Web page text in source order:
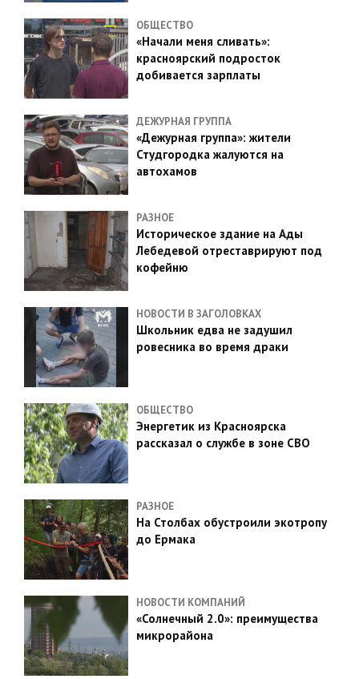
ОБЩЕСТВО
«Начали меня сливать»:
красноярский подросток
добивается зарплаты
ДЕЖУРНАЯ ГРУППА
«Дежурная группа»: жители
Студгородка жалуются на
автохамов
РАЗНОЕ
Историческое здание на Ады
Лебедевой отреставрируют под
кофейню
НОВОСТИ В ЗАГОЛОВКАХ
Школьник едва не задушил
ровесника во время драки
ОБЩЕСТВО
Энергетик из Красноярска
рассказал о службе в зоне СВО
РАЗНОЕ
На Столбах обустроили экотропу
до Ермака
НОВОСТИ КОМПАНИЙ
«Солнечный 2.0»: преимущества
микрорайона